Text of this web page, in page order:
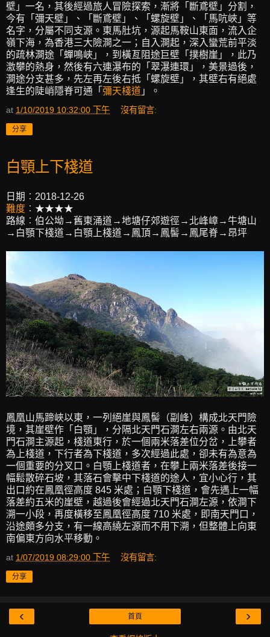
壁」一名，其後經過旅人冒險探索，漸將「斷鳶壁」分割，
今有「彌天壁」、「斷鳶壁」、「螺旋壁」、「馬吭峽」等
名字，分屬不同支源。東馬肚坑，源起馬鞍山東面，流入企
嶺下海，為香港三大險澗之一；自入澗起，深入蠻荒前平淡
的疏林澗途「蟬鳴峽」，到橫亙阻途巨壁「撲樹崖」，此乃
激攀的熱身，然後有六連瀑布的「翠瀑連環」，美景過後，
澗途分支甚多，先左再左後右抵「螺旋壁」，其壁右有絕處
逢生的陡峭隱脊可通「 彌天棧道 」。
at 1/10/2019 10:32:00 下午 沒有留言:
分享
白顎上下棧道
日期︰2018-12-26
難度 ︰★★★★
路線︰伯公坳→舊東涌道→地塘仔郊遊徑→北峰嶂→牛塘山
→白顎下棧道→白顎上棧道→鳳頂→鳳髻→鳳尾脊→昂坪
鳳凰山馬蹄峽以東，一列絕崖與鳳髻（副峰）構成北天門險
境，其崖壁作「白顎」，分隔北天門石澗左右兩源。由北天
門石澗主源起，棧道東行，於一個兩米落差位分岔，上攀者
為上棧道，下行者為下棧道，多次經過此處，卻未有為意為
一個重要的分叉口。白顎上棧道者，在攀上兩米落差後接一
幅鬆散碎石坡，其落石會擊中下棧道的途人，宜小心行，其
出口約在鳳凰徑高度 845 米處；白顎下棧道，會先遇上一幅
落差約五米的崖壁，越過後會經過北天門石澗左源，依澗下
溯一小段，再度橫移至鳳凰徑高度 710 米處，即南天門口，
沿途頗多分支，有一線高繞左源而不用下溯，但整體上向東
南偏東方向水平移動。
at 1/07/2019 08:29:00 下午 沒有留言:
分享
‹ ›
首頁